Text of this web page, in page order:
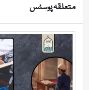
متعلقہ پوسٹس